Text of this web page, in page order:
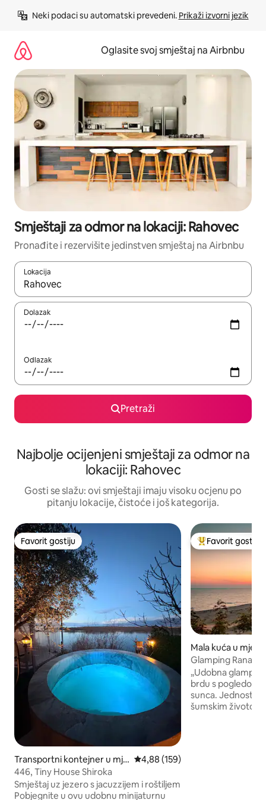
Neki podaci su automatski prevedeni. Prikaži izvorni jezik
Oglasite svoj smještaj na Airbnbu
Smještaji za odmor na lokaciji: Rahovec
Pronađite i rezervišite jedinstven smještaj na Airbnbu
Lokacija
Kad rezultati budu dostupni, krećite se gore i dolje pomoću
Dolazak
Odlazak
Pretraži
Najbolje ocijenjeni smještaji za odmor na
lokaciji: Rahovec
Gosti se slažu: ovi smještaji imaju visoku ocjenu po
pitanju lokacije, čistoće i još kategorija.
Favorit gostiju
Favorit gostiju
Transportni kontejner u mje
stu Shiroka
Prosječna ocjena: 4,88 od 5,
4,88 (159)
446, Tiny House Shiroka
Smještaj uz jezero s jacuzzijem i roštiljem
Pobjegnite u ovu udobnu minijaturnu
Glavni favorit
Favorit gostiju
Mala kuća u
Glamping Rana e
„Udobna
brdu s pogledom
sunca. Jednostavno, prirodno, okruženo
šumskim životom